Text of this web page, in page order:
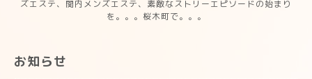
ズエステ、関内メンズエステ、素敵なストリーエピソードの始まり
を。。。桜木町で。。。
お知らせ